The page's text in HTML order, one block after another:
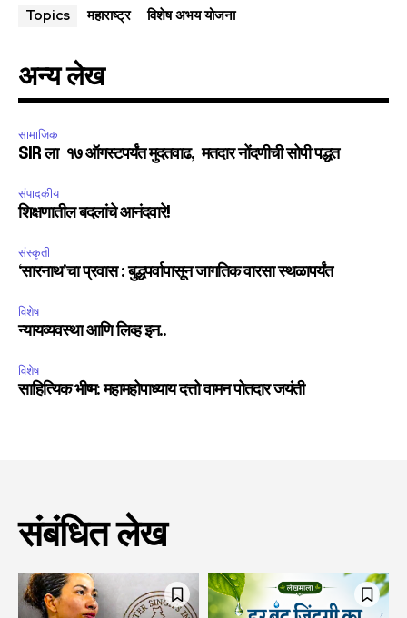
Topics महाराष्ट्र विशेष अभय योजना
अन्य लेख
सामाजिक
SIR ला १७ ऑगस्टपर्यंत मुदतवाढ, मतदार नोंदणीची सोपी पद्धत
संपादकीय
शिक्षणातील बदलांचे आनंदवारे!
संस्कृती
‘सारनाथ’चा प्रवास : बुद्धपर्वापासून जागतिक वारसा स्थळापर्यंत
विशेष
न्यायव्यवस्था आणि लिव्ह इन..
विशेष
साहित्यिक भीष्म: महामहोपाध्याय दत्तो वामन पोतदार जयंती
संबंधित लेख